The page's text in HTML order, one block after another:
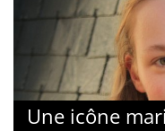
Une icône